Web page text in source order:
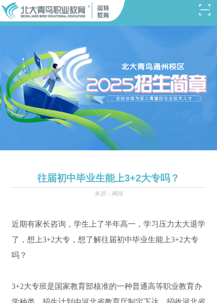
往届初中毕业生能上3+2大专吗？
来源：网络
近期有家长咨询，学生上了半年高一，学习压力太大退学
了，想上3+2大专，想了解往届初中毕业生能上3+2大专
吗？
3+2大专班是国家教育部核准的一种普通高等职业教育办